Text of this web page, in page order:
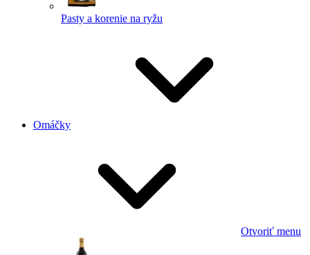
Pasty a korenie na ryžu
Omáčky
Otvoriť menu